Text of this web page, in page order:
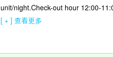
unit/night.Check-out hour 12:00-
[ + ] 查看更多